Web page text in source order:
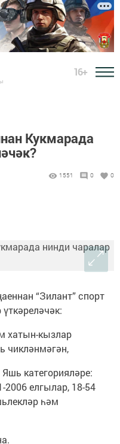
16+
Кукмарада
1551 0 0
“Зилант” спорт
хатын-кызлар
чикләнмәгән,
категорияләре:
елгылар, 18-54
һәм